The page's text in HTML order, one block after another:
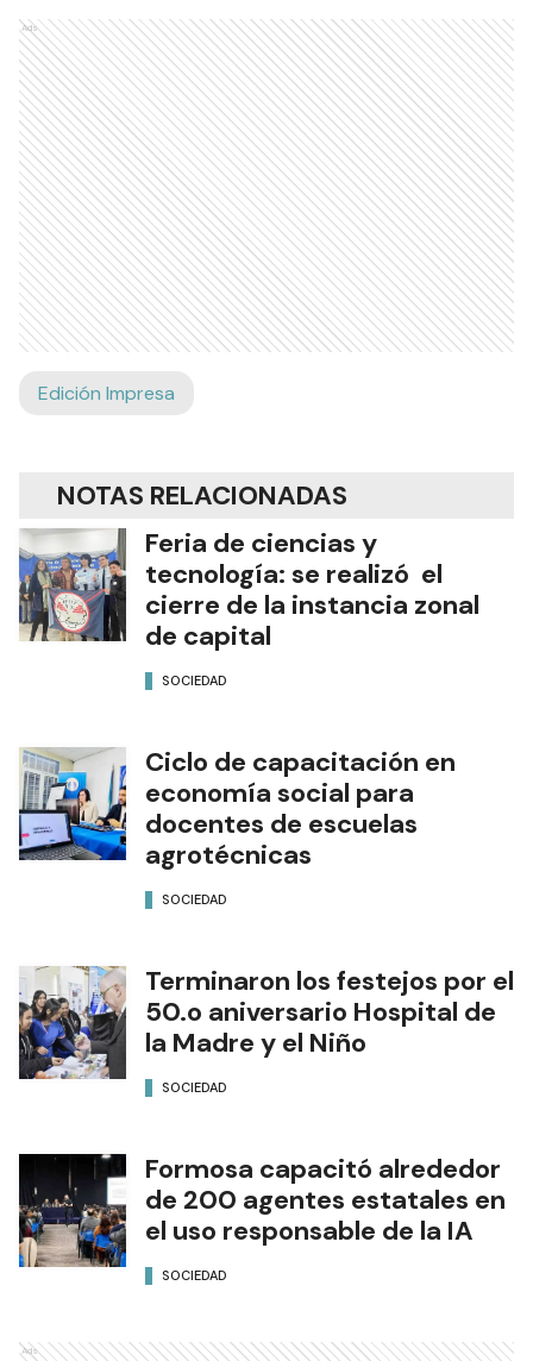
Ads
Edición Impresa
NOTAS RELACIONADAS
Feria de ciencias y
tecnología: se realizó el
cierre de la instancia zonal
de capital
SOCIEDAD
Ciclo de capacitación en
economía social para
docentes de escuelas
agrotécnicas
SOCIEDAD
Terminaron los festejos por el
50.o aniversario Hospital de
la Madre y el Niño
SOCIEDAD
Formosa capacitó alrededor
de 200 agentes estatales en
el uso responsable de la IA
SOCIEDAD
Ads